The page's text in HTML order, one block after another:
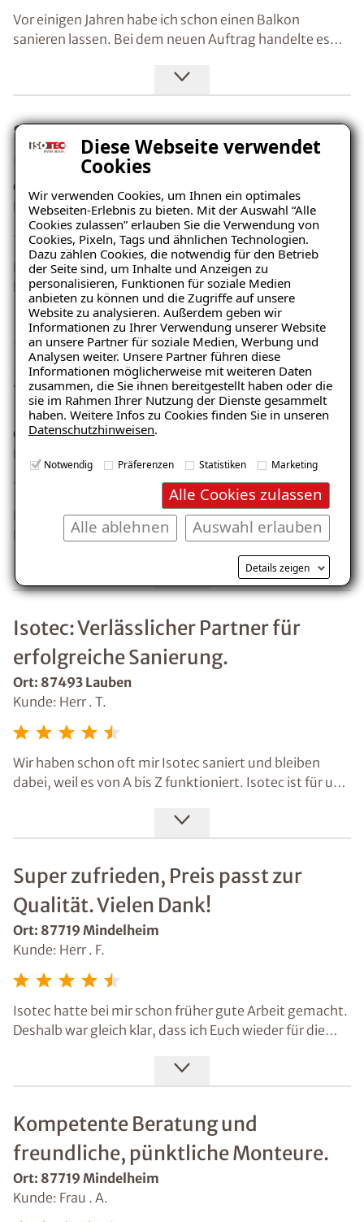
Diese Webseite verwendet
Cookies
Wir verwenden Cookies, um Ihnen ein optimales
Webseiten-Erlebnis zu bieten. Mit der Auswahl “Alle
Cookies zulassen” erlauben Sie die Verwendung von
Cookies, Pixeln, Tags und ähnlichen Technologien.
Dazu zählen Cookies, die notwendig für den Betrieb
der Seite sind, um Inhalte und Anzeigen zu
personalisieren, Funktionen für soziale Medien
anbieten zu können und die Zugriffe auf unsere
Website zu analysieren. Außerdem geben wir
Informationen zu Ihrer Verwendung unserer Website
an unsere Partner für soziale Medien, Werbung und
Analysen weiter. Unsere Partner führen diese
Informationen möglicherweise mit weiteren Daten
zusammen, die Sie ihnen bereitgestellt haben oder die
sie im Rahmen Ihrer Nutzung der Dienste gesammelt
haben. Weitere Infos zu Cookies finden Sie in unseren
Datenschutzhinweisen.
Notwendig Präferenzen Statistiken Marketing
Alle Cookies zulassen
Auswahl erlauben
Alle ablehnen
Details zeigen
Vor einigen Jahren habe ich schon einen Balkon
sanieren lassen. Bei dem neuen Auftrag handelte es
perfekt. Isotec ist zwar vielleicht teurer, doch ich
glaube, das rentiert sich .
Schnelle Sanierung im Wohnzimmer
und Keller, alles bestens!
Ort: 87719 Mindelheim
Kunde: Herr . R.
Eure Jungs sind im Haus rumgewuselt. So schnell
konnte man gar nicht gucken. Ruckzuck war die
Sanierung im Wohnzimmer und Kellerbereich erledigt.
Bis auf eine Stelle im Wohnzimmer ist schon alles gut
durchgetrocknet.
Zufrieden mit Beratung, einige
Probleme beim Balkon.
Ort: 87471 Durach
Kunde: Herr . A.
Die sorgfältige Arbeitsweise und die anschauliche
Beratung haben wir richtig gut gefallen. Bis auf ein
paar Probleme beim Wiederanbau des Balkons bin ich
sehr zufrieden. Ich habe Boden und Geländer von
Isotec erneuert lassen.
Isotec: Verlässlicher Partner für
erfolgreiche Sanierung.
Ort: 87493 Lauben
Kunde: Herr . T.
Wir haben schon oft mir Isotec saniert und bleiben
dabei, weil es von A bis Z funktioniert. Isotec ist für uns
Wirksamkeit ist erwiesen und die Handwerker wissen,
was sie tun.
Super zufrieden, Preis passt zur
Qualität. Vielen Dank!
Ort: 87719 Mindelheim
Kunde: Herr . F.
Isotec hatte bei mir schon früher gute Arbeit gemacht.
Deshalb war gleich klar, dass ich Euch wieder für die
Wieder super zufrieden. Vielen Dank.
Kompetente Beratung und
freundliche, pünktliche Monteure.
Ort: 87719 Mindelheim
Kunde: Frau . A.